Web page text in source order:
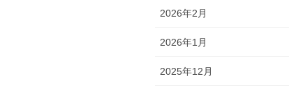
2026年2月
2026年1月
2025年12月